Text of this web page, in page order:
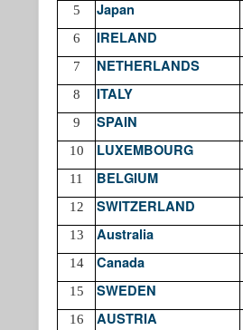
5 Japan
6 IRELAND
7 NETHERLANDS
8 ITALY
9 SPAIN
10 LUXEMBOURG
11 BELGIUM
12 SWITZERLAND
13 Australia
14 Canada
15 SWEDEN
16 AUSTRIA